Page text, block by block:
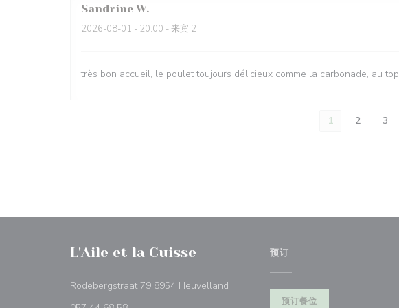
Sandrine W
2026-08-01 - 20:00 - 来宾 2
très bon accueil, le poulet toujours délicieux comme la carbonade, au top
1 2 3
L'Aile et la Cuisse
Rodebergstraat 79 8954 Heuvelland
预订
预订餐位